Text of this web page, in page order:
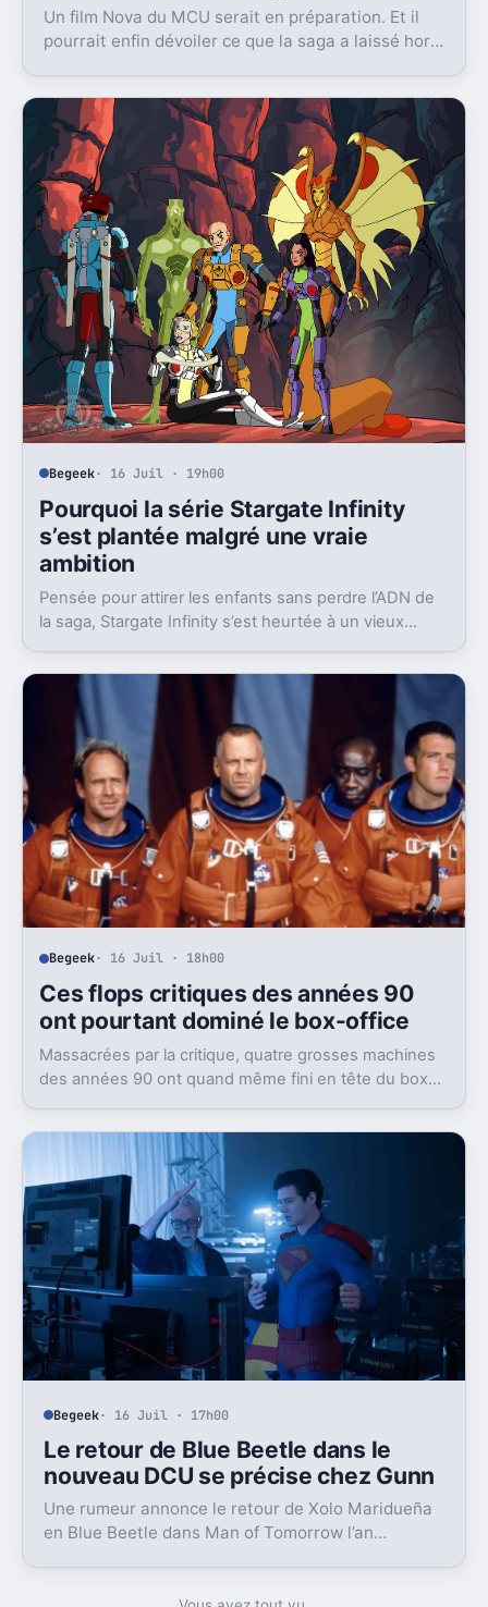
Un film Nova du MCU serait en préparation. Et il
pourrait enfin dévoiler ce que la saga a laissé hors
Begeek· 16 Juil · 19h00
Pourquoi la série Stargate Infinity
s’est plantée malgré une vraie
ambition
Pensée pour attirer les enfants sans perdre l’ADN de
la saga, Stargate Infinity s’est heurtée à un vieux
Begeek· 16 Juil · 18h00
Ces flops critiques des années 90
ont pourtant dominé le box-office
Massacrées par la critique, quatre grosses machines
des années 90 ont quand même fini en tête du box-
Begeek· 16 Juil · 17h00
Le retour de Blue Beetle dans le
nouveau DCU se précise chez Gunn
Une rumeur annonce le retour de Xolo Maridueña
en Blue Beetle dans Man of Tomorrow l’an